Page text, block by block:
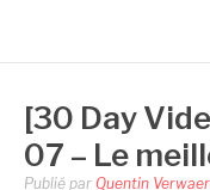
[30 Day
07 – Le
Publié par Quentin